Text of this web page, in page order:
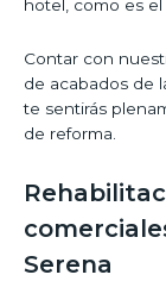
hotel, como es el
Contar con
de acabados de
te sentirás
de reforma.
Serena